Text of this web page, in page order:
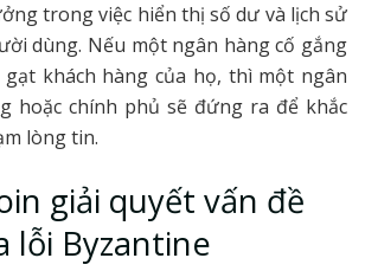
trong việc hiển thị số dư và lịch sử
dùng. Nếu một ngân hàng cố gắng
khách hàng của họ, thì một ngân
hoặc chính phủ sẽ đứng ra để khắc
lòng tin.
giải quyết vấn đề
lỗi Byzantine